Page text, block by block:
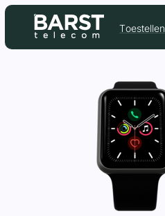
Toestellen